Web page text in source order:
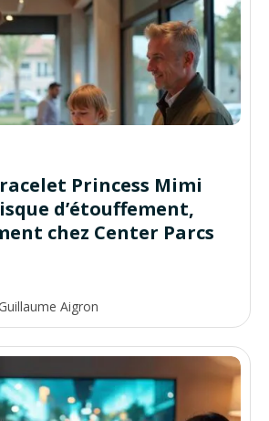
Princess Mimi
risque d’étouffement,
chez Center Parcs
Guillaume Aigron